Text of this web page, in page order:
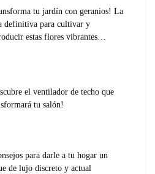
tu jardín con geranios! La
definitiva para cultivar y
estas flores vibrantes…
el ventilador de techo que
tu salón!
para darle a tu hogar un
de lujo discreto y actual